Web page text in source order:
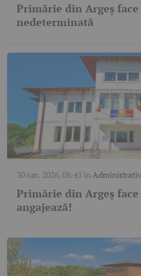
Primărie din Argeș
nedeterminată
30 iun. 2026, 08:43în Administrativ
Primărie din Argeș
angajează!